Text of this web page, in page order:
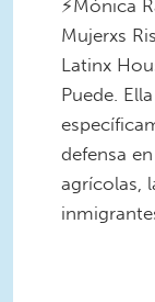
⚡️Mónica
Mujerxs
Latinx
Puede.
defensa
agrícolas,